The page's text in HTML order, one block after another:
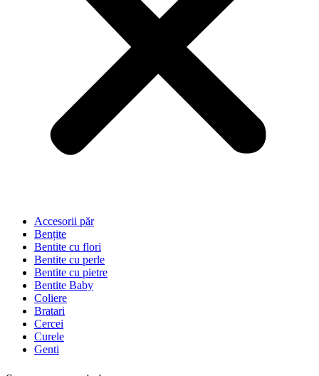
Accesorii păr
Bențite
Bentite cu flori
Bentite cu perle
Bentite cu pietre
Bentite Baby
Coliere
Bratari
Cercei
Curele
Genti